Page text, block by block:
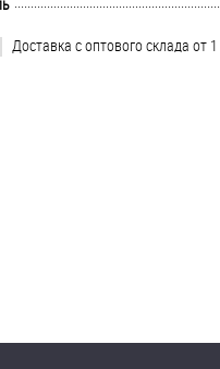
Доставка с оптового склада от